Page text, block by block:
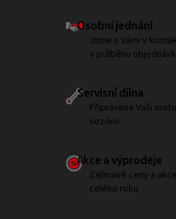
Osobní jednání
Jsme s Vámi v
v průběhu
Servisní dílna
Připravíme Vaši
sezónu
Akce a výprodeje
Zajímavé ceny a
celého roku